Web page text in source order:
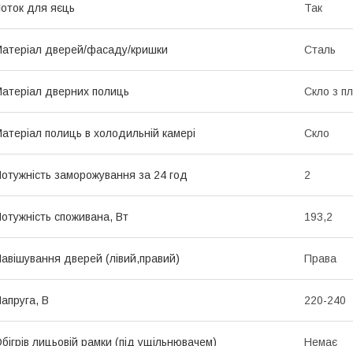
для яєць Так
дверей/фасаду/кришки Сталь
дверних полиць Скло з
полиць в холодильній камері Скло
заморожування за 24 год 2
споживана, Вт 193,2
дверей (лівий,правий) Права
В 220-240
лицьовій рамки (під ущільнювачем) Немає